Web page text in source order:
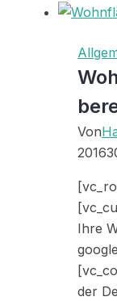
Von
2016
Ihre
der